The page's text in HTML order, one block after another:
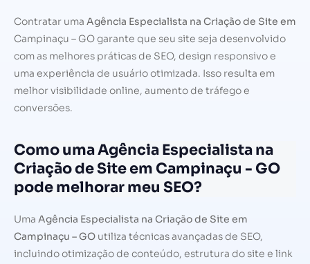
Contratar uma Agência Especialista na Criação de Site em
Campinaçu – GO garante que seu site seja desenvolvido
com as melhores práticas de SEO, design responsivo e
uma experiência de usuário otimizada. Isso resulta em
melhor visibilidade online, aumento de tráfego e
conversões.
Como uma Agência Especialista na
Criação de Site em Campinaçu - GO
pode melhorar meu SEO?
Uma Agência Especialista na Criação de Site em
Campinaçu – GO utiliza técnicas avançadas de SEO,
incluindo otimização de conteúdo, estrutura do site e link